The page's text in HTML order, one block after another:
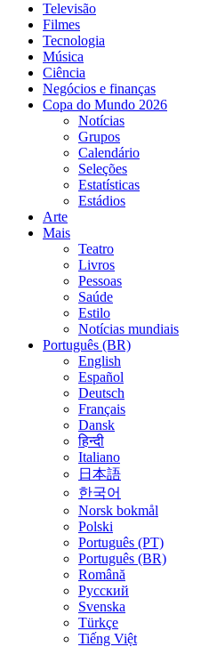
Televisão
Filmes
Tecnologia
Música
Ciência
Negócios e finanças
Copa do Mundo 2026
Notícias
Grupos
Calendário
Seleções
Estatísticas
Estádios
Arte
Mais
Teatro
Livros
Pessoas
Saúde
Estilo
Notícias mundiais
Português (BR)
English
Español
Deutsch
Français
Dansk
हिन्दी
Italiano
日本語
한국어
Norsk bokmål
Polski
Português (PT)
Português (BR)
Română
Русский
Svenska
Türkçe
Tiếng Việt